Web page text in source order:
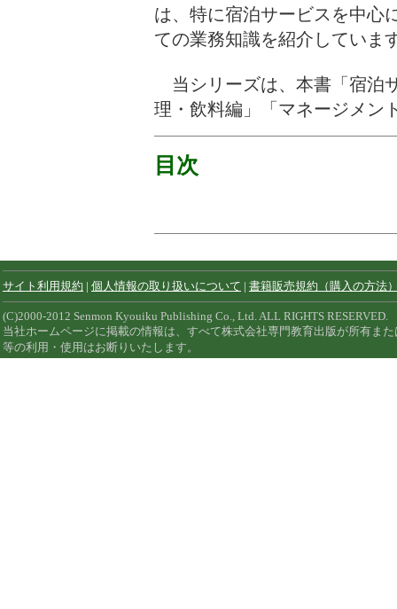
は、特に宿泊サービスを中心
ての業務知識を紹介してい
当シリーズは、本書「宿泊
理・飲料編」「マネージメン
目次
サイト利用規約 | 個人情報の取り扱いについて | 書籍販売規約（購入の方法
(C)2000-2012 Senmon Kyouiku Publishing Co., Ltd. ALL RIGHTS RESERVED.
当社ホームページに掲載の情報は、すべて株式会社専門教育出版が所有ま
等の利用・使用はお断りいたします。